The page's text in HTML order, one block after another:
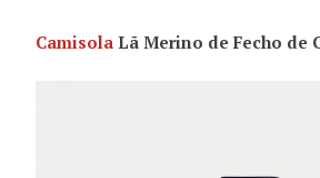
Camisola Lã Merino de Fecho de